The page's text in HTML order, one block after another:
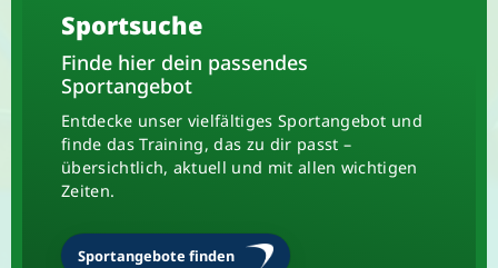
Sportsuche
Finde hier dein passendes
Sportangebot
Entdecke unser vielfältiges Sportangebot und
finde das Training, das zu dir passt –
übersichtlich, aktuell und mit allen wichtigen
Zeiten.
Sportangebote finden